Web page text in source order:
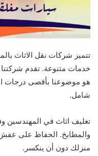
تتميز شركات نقل الاثاث
خدمات متنوعة. تقدم شركتنا
هو موضوعنا بأقصى درجات
شامل.
تغليف اثاث في المهندسين
والمطابخ. الحفاظ على عفش
منزلك دون أن ينكسر .